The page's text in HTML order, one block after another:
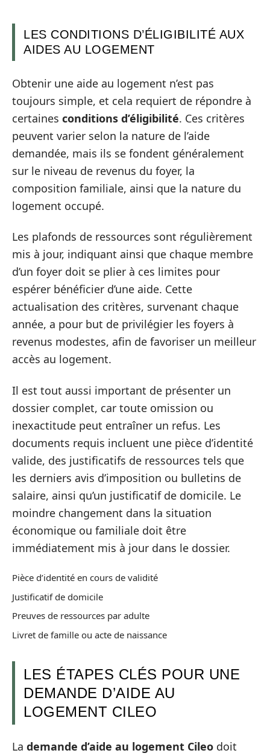
LES CONDITIONS D’ÉLIGIBILITÉ AUX
AIDES AU LOGEMENT
Obtenir une aide au logement n’est pas
toujours simple, et cela requiert de répondre à
certaines conditions d’éligibilité. Ces critères
peuvent varier selon la nature de l’aide
demandée, mais ils se fondent généralement
sur le niveau de revenus du foyer, la
composition familiale, ainsi que la nature du
logement occupé.
Les plafonds de ressources sont régulièrement
mis à jour, indiquant ainsi que chaque membre
d’un foyer doit se plier à ces limites pour
espérer bénéficier d’une aide. Cette
actualisation des critères, survenant chaque
année, a pour but de privilégier les foyers à
revenus modestes, afin de favoriser un meilleur
accès au logement.
Il est tout aussi important de présenter un
dossier complet, car toute omission ou
inexactitude peut entraîner un refus. Les
documents requis incluent une pièce d’identité
valide, des justificatifs de ressources tels que
les derniers avis d’imposition ou bulletins de
salaire, ainsi qu’un justificatif de domicile. Le
moindre changement dans la situation
économique ou familiale doit être
immédiatement mis à jour dans le dossier.
Pièce d’identité en cours de validité
Justificatif de domicile
Preuves de ressources par adulte
Livret de famille ou acte de naissance
LES ÉTAPES CLÉS POUR UNE
DEMANDE D’AIDE AU
LOGEMENT CILEO
La demande d’aide au logement Cileo doit